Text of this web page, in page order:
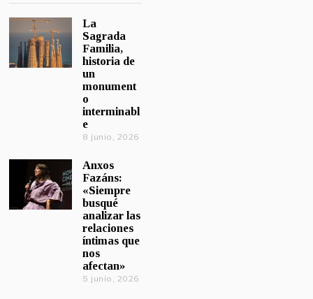
La
Sagrada
Familia,
historia de
un
monument
o
interminabl
e
8 junio, 2026
Anxos
Fazáns:
«Siempre
busqué
analizar las
relaciones
íntimas que
nos
afectan»
5 junio, 2026